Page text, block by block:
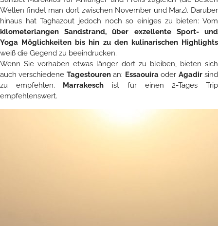
Wellen findet man dort zwischen November und März). Darüber
hinaus hat Taghazout jedoch noch so einiges zu bieten: Vom
kilometerlangen Sandstrand, über exzellente Sport- und
Yoga Möglichkeiten bis hin zu den kulinarischen Highlights
weiß die Gegend zu beeindrucken.
Wenn Sie vorhaben etwas länger dort zu bleiben, bieten sich
auch verschiedene Tagestourenan: Essaouiraoder Agadirsind
zu empfehlen. Marrakesch ist für einen 2-Tages Trip
empfehlenswert.